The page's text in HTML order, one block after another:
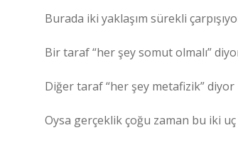
Burada iki yaklaşım sürekli
Bir taraf “her şey somut olmalı”
Diğer taraf “her şey metafizik” diyor
Oysa gerçeklik çoğu zaman bu iki